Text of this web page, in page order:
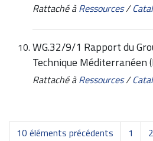
Rattaché à Ressources/
WG.32/9/1 Rapport du
Technique Méditerranéen
Rattaché à Ressources/
10 éléments précédents 1 2